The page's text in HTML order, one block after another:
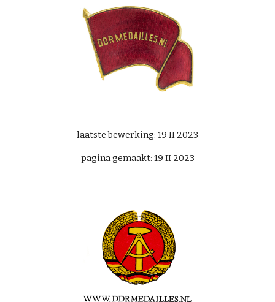
laatste bewerking: 19 II 2023
pagina gemaakt: 19 II 2023